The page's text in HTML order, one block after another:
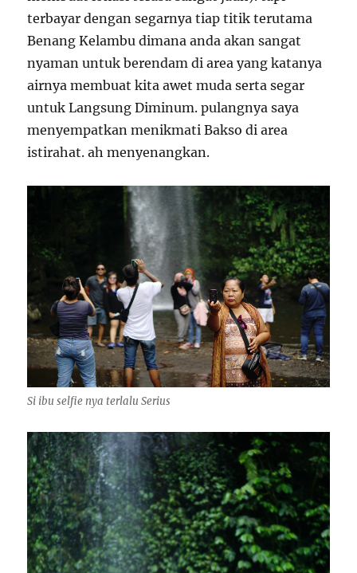
terbayar dengan segarnya tiap titik terutama
Benang Kelambu dimana anda akan sangat
nyaman untuk berendam di area yang katanya
airnya membuat kita awet muda serta segar
untuk Langsung Diminum. pulangnya saya
menyempatkan menikmati Bakso di area
istirahat. ah menyenangkan.
Si ibu selfie nya terlalu Serius